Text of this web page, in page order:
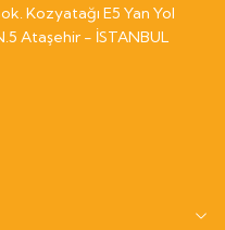
Kozyatağı E5 Yan Yol
Ataşehir - İSTANBUL